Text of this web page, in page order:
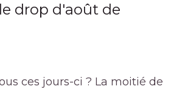
drop d'août de
ces jours-ci ? La moitié de